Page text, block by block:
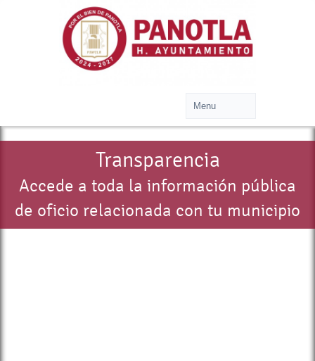
Transparencia
Accede a toda la información pública
de oficio relacionada con tu municipio